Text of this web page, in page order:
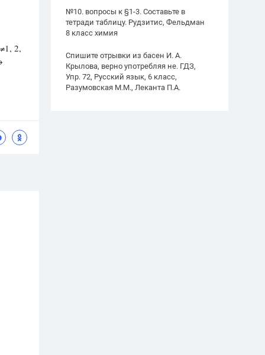
№10. вопросы к §1-3. Составьте в
тетради таблицу. Рудзитис, Фельдман
8 класс химия
Спишите отрывки из басен И. А.
Крылова, верно употребляя не. ГДЗ,
Упр. 72, Русский язык, 6 класс,
Разумовская М.М., Леканта П.А.
2,